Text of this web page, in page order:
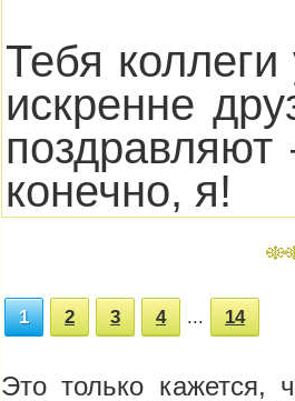
Тебя
искренне
конечно, я!
1 2 3 4 ... 14
Это только кажется,